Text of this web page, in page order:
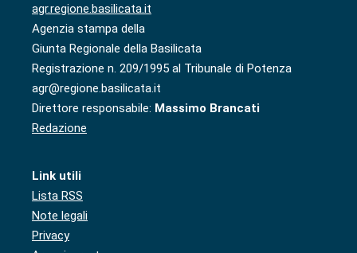
agr.regione.basilicata.it
Agenzia stampa della
Giunta Regionale della Basilicata
Registrazione n. 209/1995 al Tribunale di Potenza
agr@regione.basilicata.it
Direttore responsabile: Massimo Brancati
Redazione
Link utili
Lista RSS
Note legali
Privacy